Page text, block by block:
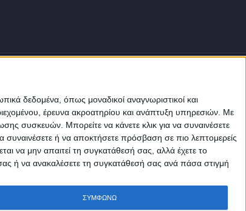
δεδομένα, όπως μοναδικοί αναγνωριστικοί και
έρευνα ακροατηρίου και ανάπτυξη υπηρεσιών. Με
συσκευών. Μπορείτε να κάνετε κλικ για να συναινέσετε
συναινέσετε ή να αποκτήσετε πρόσβαση σε πιο λεπτομερείς
να μην απαιτεί τη συγκατάθεσή σας, αλλά έχετε το
ή να ανακαλέσετε τη συγκατάθεσή σας ανά πάσα στιγμή
ΣΥΜΦΩΝΩ
Μ.Η.Τ.
242814